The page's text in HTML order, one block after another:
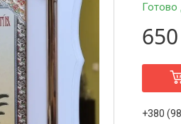
Готово
+380